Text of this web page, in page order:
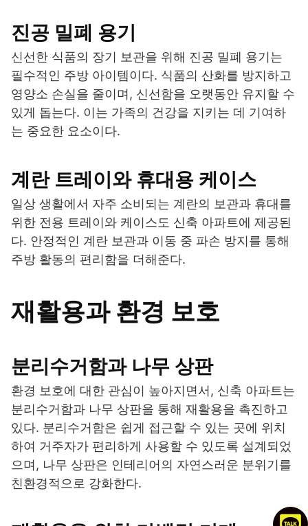
진공 밀폐 용기
신선한 식품의 장기 보관을 위해 진공 밀폐 용기는
필수적인 주방 아이템이다. 식품의 산화를 방지하고
영양소 손실을 줄이며, 신선함을 오랫동안 유지할 수
있게 돕는다. 이는 가족의 건강을 지키는 데 기여하
는 중요한 요소이다.
계란 트레이와 휴대용 케이스
일상 생활에서 자주 소비되는 계란의 보관과 휴대를
위한 전용 트레이와 케이스도 신축 아파트에 제공된
다. 안정적인 계란 보관과 이동 중 파손 방지를 통해
주방 활동의 편리함을 더해준다.
재활용과 환경 보호
분리수거함과 나무 상판
환경 보호에 대한 관심이 높아지면서, 신축 아파트는
분리수거함과 나무 상판을 통해 재활용을 촉진하고
있다. 분리수거함은 쉽게 접근할 수 있는 곳에 위치
하여 거주자가 편리하게 사용할 수 있도록 설계되었
으며, 나무 상판은 인테리어의 자연스러운 분위기를
친환경적으로 강화한다.